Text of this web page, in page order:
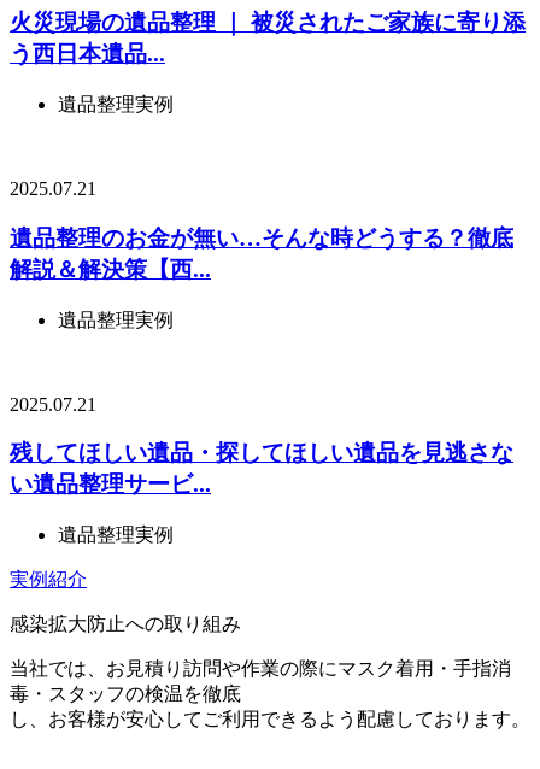
火災現場の遺品整理 ｜ 被災されたご家族に寄り添
う西日本遺品...
遺品整理実例
2025.07.21
遺品整理のお金が無い…そんな時どうする？徹底
解説＆解決策【西...
遺品整理実例
2025.07.21
残してほしい遺品・探してほしい遺品を見逃さな
い遺品整理サービ...
遺品整理実例
実例紹介
感染拡大防止への取り組み
当社では、お見積り訪問や作業の際にマスク着用・手指消
毒・スタッフの検温を徹底
し、お客様が安心してご利用できるよう配慮しております。